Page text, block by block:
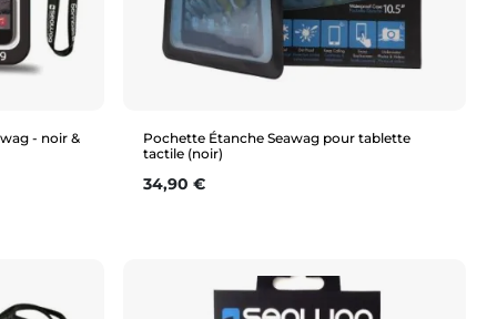
- noir &
Pochette Étanche Seawag pour tablette
tactile (noir)
Prix
34,90 €